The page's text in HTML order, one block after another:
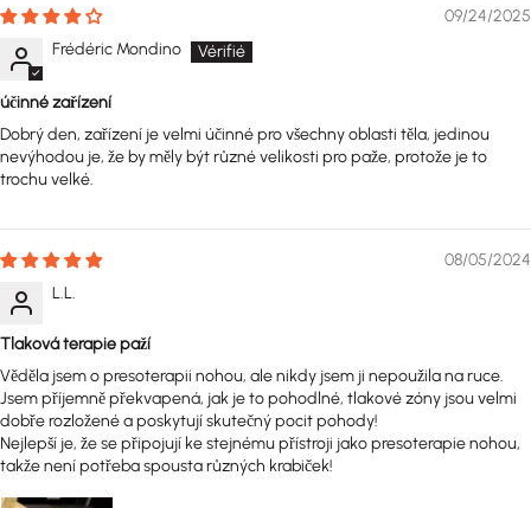
09/24/2025
Frédéric Mondino
účinné zařízení
Dobrý den, zařízení je velmi účinné pro všechny oblasti těla, jedinou
nevýhodou je, že by měly být různé velikosti pro paže, protože je to
trochu velké.
08/05/2024
L.L.
Tlaková terapie paží
Věděla jsem o presoterapii nohou, ale nikdy jsem ji nepoužila na ruce.
Jsem příjemně překvapená, jak je to pohodlné, tlakové zóny jsou velmi
dobře rozložené a poskytují skutečný pocit pohody!
Nejlepší je, že se připojují ke stejnému přístroji jako presoterapie nohou,
takže není potřeba spousta různých krabiček!